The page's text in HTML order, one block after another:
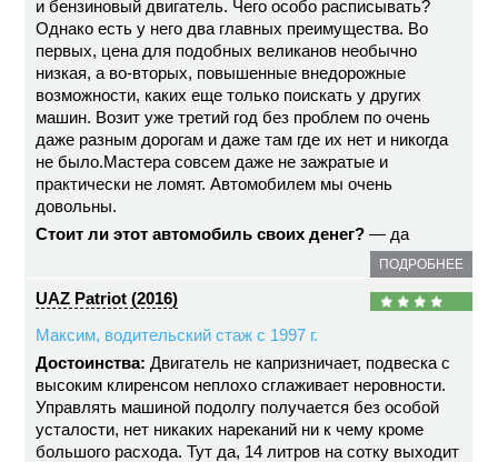
и бензиновый двигатель. Чего особо расписывать?
Однако есть у него два главных преимущества. Во
первых, цена для подобных великанов необычно
низкая, а во-вторых, повышенные внедорожные
возможности, каких еще только поискать у других
машин. Возит уже третий год без проблем по очень
даже разным дорогам и даже там где их нет и никогда
не было.Мастера совсем даже не зажратые и
практически не ломят. Автомобилем мы очень
довольны.
Стоит ли этот автомобиль своих денег? — да
ПОДРОБНЕЕ
UAZ Patriot (2016)
Максим, водительский стаж с 1997 г.
Достоинства: Двигатель не капризничает, подвеска с
высоким клиренсом неплохо сглаживает неровности.
Управлять машиной подолгу получается без особой
усталости, нет никаких нареканий ни к чему кроме
большого расхода. Тут да, 14 литров на сотку выходит